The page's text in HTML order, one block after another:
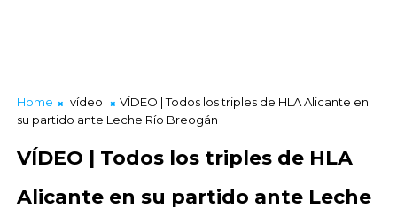
Home vídeo
VÍDEO | Todos los triples de HLA Alicante en
su partido ante Leche Río Breogán
VÍDEO | Todos los triples de HLA
Alicante en su partido ante Leche